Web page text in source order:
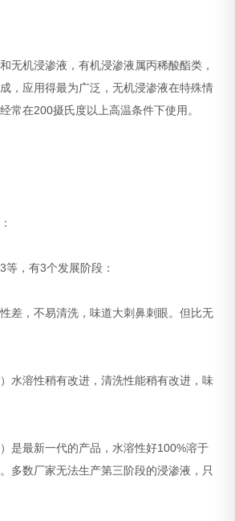
无机浸渗液，有机浸渗液属丙稀酸酯类，
，应用得最为广泛，无机浸渗液在特殊情
常在200摄氏度以上高温条件下使用。
，有3个发展阶段：
差，不易清洗，味道大刺鼻刺眼。但比无
水溶性稍有改进，清洗性能稍有改进，味
是最新一代的产品，水溶性好100%溶于
多数厂家无法生产第三阶段的浸渗液，只